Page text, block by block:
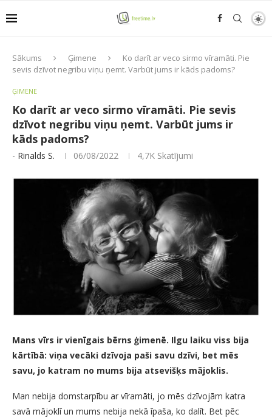
Sākums Ģimene
Ko darīt ar veco sirmo vīramāti. Pie
sevis dzīvot negribu viņu ņemt. Varbūt jums ir kāds padoms?
ĢIMENE
Ko darīt ar veco sirmo vīramāti. Pie sevis
dzīvot negribu viņu ņemt. Varbūt jums ir
kāds padoms?
- Rinalds S. 06/08/2022 4,7K Skatījumi
Mans vīrs ir vienīgais bērns ģimenē. Ilgu laiku viss bija
kārtībā: viņa vecāki dzīvoja paši savu dzīvi, bet mēs
savu, jo katram no mums bija atsevišķs mājoklis.
Man nebija domstarpību ar vīramāti, jo mēs dzīvojām katra
savā mājoklī un mums nebija nekā īpaša, ko dalīt. Bet pēc